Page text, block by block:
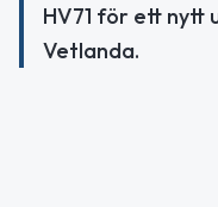
HV71 för ett nytt
Vetlanda.